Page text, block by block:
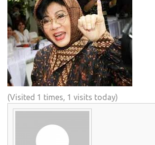
(Visited 1 times, 1 visits today)